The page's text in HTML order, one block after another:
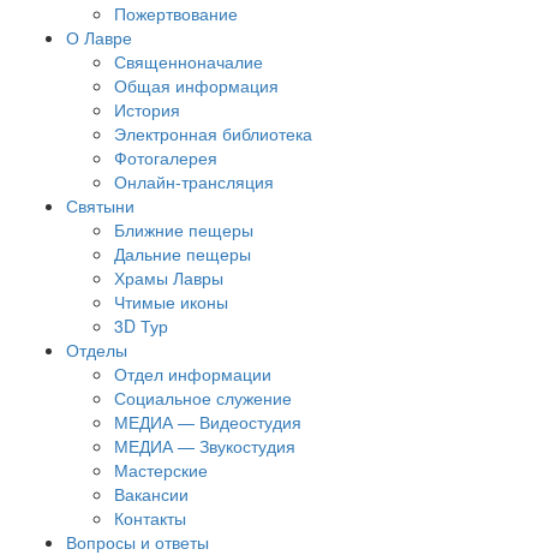
Пожертвование
О Лавре
Священноначалие
Общая информация
История
Электронная библиотека
Фотогалерея
Онлайн-трансляция
Святыни
Ближние пещеры
Дальние пещеры
Храмы Лавры
Чтимые иконы
3D Тур
Отделы
Отдел информации
Социальное служение
МЕДИА — Видеостудия
МЕДИА — Звукостудия
Мастерские
Вакансии
Контакты
Вопросы и ответы